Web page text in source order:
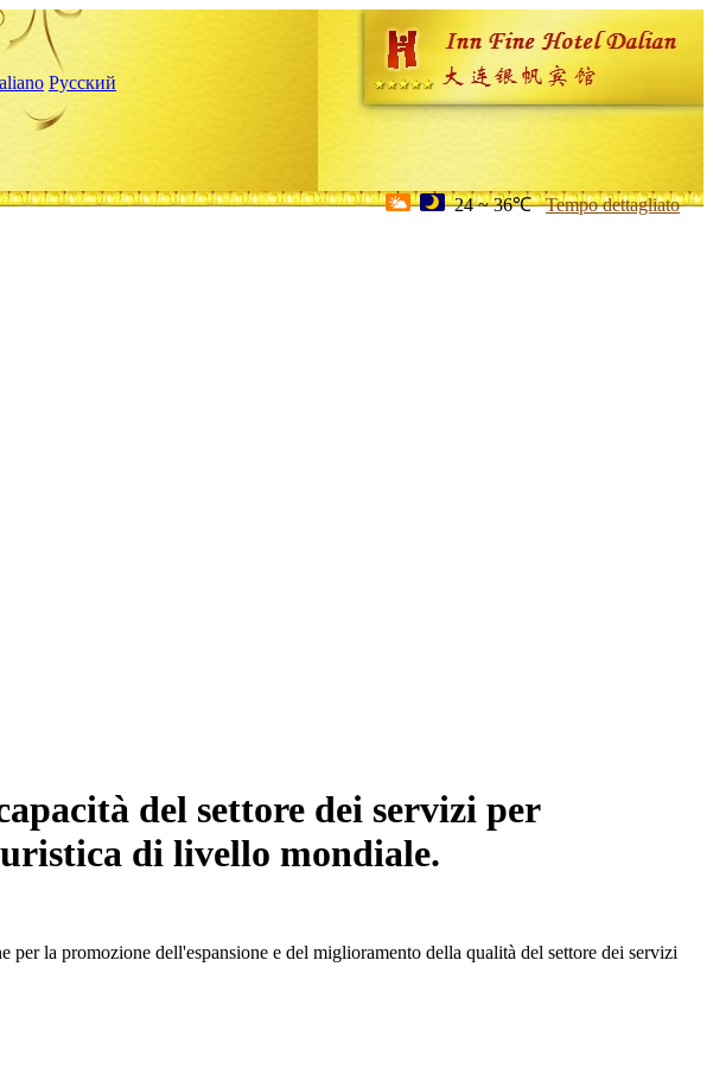
Русский
24 ~ 36℃ Tempo dettagliato
del settore dei servizi per
di livello mondiale.
la promozione dell'espansione e del miglioramento della qualità del settore dei servizi